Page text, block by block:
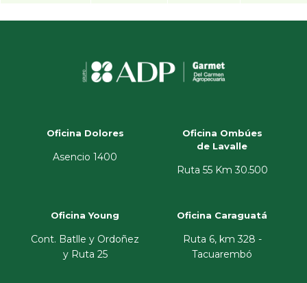
Oficina Dolores
Asencio 1400
Oficina Ombúes
de Lavalle
Ruta 55 Km 30.500
Oficina Young
Cont. Batlle y Ordoñez
y Ruta 25
Oficina Caraguatá
Ruta 6, km 328 -
Tacuarembó